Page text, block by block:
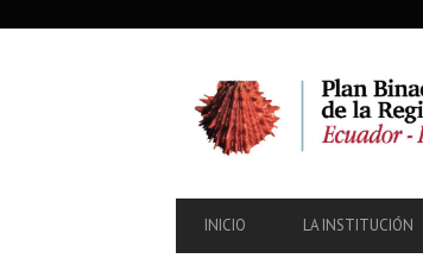
PRIMARY
NAVIGATION
INICIO LA INSTITUCIÓN